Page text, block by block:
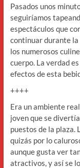
Pasados unos
seguiríamos
espectáculos que
continuar durante la
los numerosos
cuerpo. La verdad
efectos de esta
++++
Era un ambiente
joven que se
puestos de la plaza.
quizás por lo
aunque gusta ver
atractivos, y así se